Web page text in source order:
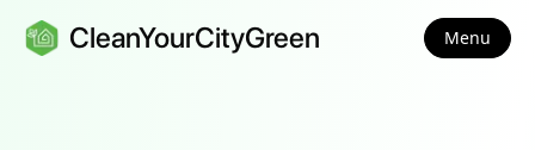
CleanYourCityGreen Menu